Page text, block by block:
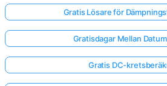
Gratis Lösare för
Gratisdagar Mellan
Gratis DC-